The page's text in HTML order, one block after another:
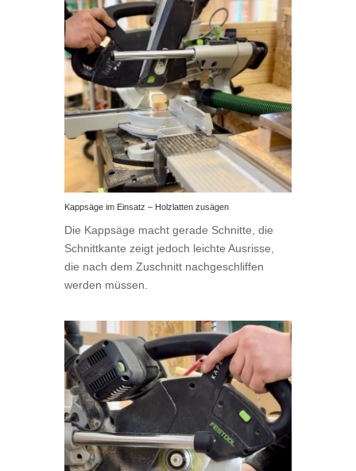
Kappsäge im Einsatz – Holzlatten zusägen
Die Kappsäge macht gerade Schnitte, die
Schnittkante zeigt jedoch leichte Ausrisse,
die nach dem Zuschnitt nachgeschliffen
werden müssen.